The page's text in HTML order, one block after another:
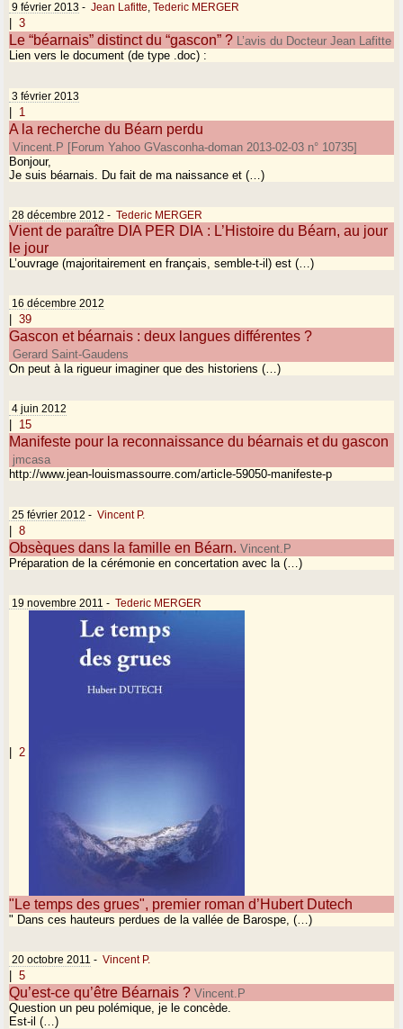
9 février 2013 - Jean Lafitte ,Tederic MERGER
3
Le “béarnais” distinct du “gascon” ? L’avis du Docteur Jean Lafitte
Lien vers le document (de type .doc) :
3 février 2013
| 1
A la recherche du Béarn perdu
Vincent.P [Forum Yahoo GVasconha-doman 2013-02-03 n° 10735]
Bonjour,
Je suis béarnais. Du fait de ma naissance et (…)
28 décembre 2012 - Tederic MERGER
Vient de paraître DIA PER DIA : L’Histoire du Béarn, au jour
le jour
L’ouvrage (majoritairement en français, semble-t-il) est (…)
16 décembre 2012
39
Gascon et béarnais : deux langues différentes ?
Gerard Saint-Gaudens
On peut à la rigueur imaginer que des historiens (…)
4 juin 2012
15
Manifeste pour la reconnaissance du béarnais et du gascon
jmcasa
http://www.jean-louismassourre.com/article-59050-manifeste-p
25 février 2012 - Vincent P.
8
Obsèques dans la famille en Béarn. Vincent.P
Préparation de la cérémonie en concertation avec la (…)
19 novembre 2011 - Tederic MERGER
2
"Le temps des grues", premier roman d’Hubert Dutech
" Dans ces hauteurs perdues de la vallée de Barospe, (…)
20 octobre 2011 - Vincent P.
5
Qu’est-ce qu’être Béarnais ? Vincent.P
Question un peu polémique, je le concède.
Est-il (…)